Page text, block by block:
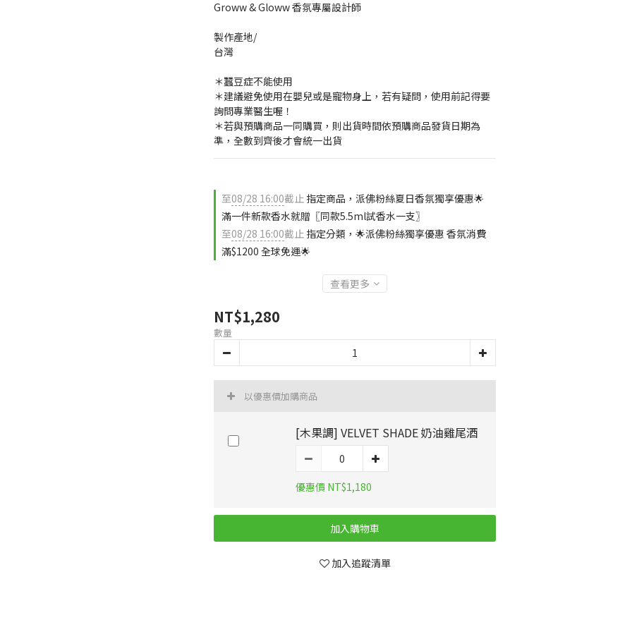
Groww & Gloww 香氛專屬設計師
製作產地/
台灣
＊蠶豆症不能使用
＊建議避免使用在嬰兒或是寵物身上，若有疑問，使用前記得要
詢問專業醫生喔！
＊若與預購商品一同購買，則出貨時間依預購商品發貨日期為
準，全數到齊後才會統一出貨
至08/28 16:00截止 指定商品，派佛粉絲夏日香氛獨享優惠🌟
滿一件新款香水就贈〖同款5.5ml試香水一支〗
至08/28 16:00截止 指定分類，🌟派佛粉絲獨享優惠 香氛消費
滿$1200 全球免運🌟
查看更多
NT$1,280
數量
以優惠價加購商品
[木果調] VELVET SHADE 奶油雞尾酒
優惠價 NT$1,180
加入購物車
加入追蹤清單